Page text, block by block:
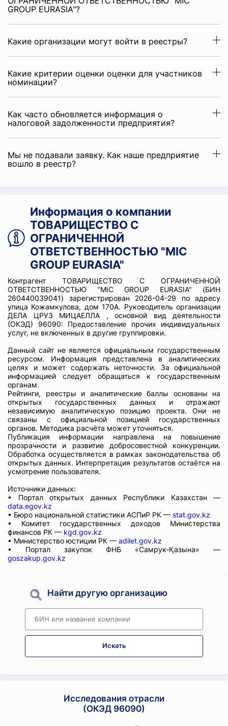
GROUP EURASIA"?
Какие организации могут войти в реестры?
Какие критерии оценки оценки для участников
номинации?
Как часто обновляется информация о
налоговой задолженности предприятия?
Мы не подавали заявку. Как наше предприятие
вошло в реестр?
Информация о компании
ТОВАРИЩЕСТВО С
ОГРАНИЧЕННОЙ
ОТВЕТСТВЕННОСТЬЮ "MIC
GROUP EURASIA"
Контрагент ТОВАРИЩЕСТВО С ОГРАНИЧЕННОЙ
ОТВЕТСТВЕННОСТЬЮ "MIC GROUP EURASIA" (БИН
260440039041) зарегистрирован 2026-04-29 по адресу
улица Кожамкулова, дом 170А. Руководитель организации
ДЕЛА ЦРУЗ МИЦАЕЛЛА , основной вид деятельности
(ОКЭД) 96090: Предоставление прочих индивидуальных
услуг, не включенных в другие группировки.
Данный сайт не является официальным государственным
ресурсом. Информация представлена в аналитических
целях и может содержать неточности. За официальной
информацией следует обращаться к государственным
органам.
Рейтинги, реестры и аналитические баллы основаны на
открытых государственных данных и отражают
независимую аналитическую позицию проекта. Они не
связаны с официальной позицией государственных
органов. Методика расчёта может уточняться.
Публикация информации направлена на повышение
прозрачности и развитие добросовестной конкуренции.
Обработка осуществляется в рамках законодательства об
открытых данных. Интерпретация результатов остаётся на
усмотрение пользователя.
Источники данных:
• Портал открытых данных Республики Казахстан —
data.egov.kz
• Бюро национальной статистики АСПиР РК — stat.gov.kz
• Комитет государственных доходов Министерства
финансов РК — kgd.gov.kz
• Министерство юстиции РК — adilet.gov.kz
• Портал закупок ФНБ «Самрук-Қазына» —
goszakup.gov.kz
Найти другую организацию
Искать
Исследования отрасли
(ОКЭД 96090)